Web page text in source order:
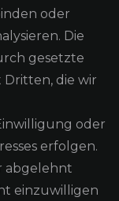
Versand
oder
Die
gesetzte
Dritten, die wir
oder
erfolgen.
abgelehnt
einzuwilligen